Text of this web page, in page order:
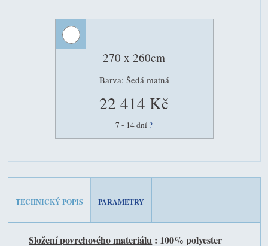
270 x 260cm
Barva: Šedá matná
22 414 Kč
7 - 14 dní ?
TECHNICKÝ POPIS PARAMETRY
Složení povrchového materiálu : 100% polyester